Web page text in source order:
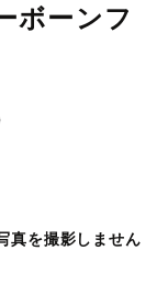
ボーンフ
真を撮影しません